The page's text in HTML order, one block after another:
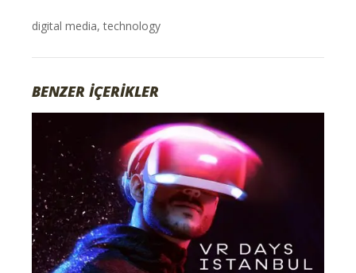
digital media,technology
BENZER İÇERİKLER